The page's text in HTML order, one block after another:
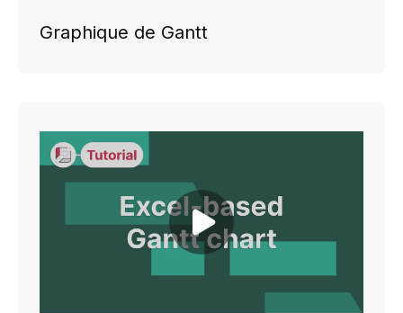
Graphique de Gantt
Play video